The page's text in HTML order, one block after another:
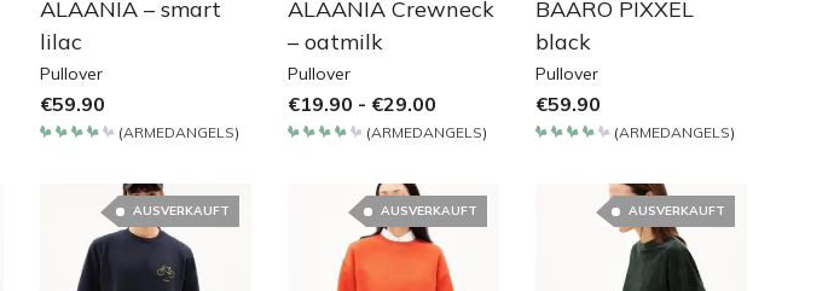
ALAANIA – smart
lilac
Pullover
€59.90
(ARMEDANGELS)
ALAANIA Crewneck
– oatmilk
Pullover
€19.90 - €29.00
(ARMEDANGELS)
BAARO PIXXEL
black
Pullover
€59.90
(ARMEDANGELS)
AUSVERKAUFT AUSVERKAUFT AUSVERKAUFT